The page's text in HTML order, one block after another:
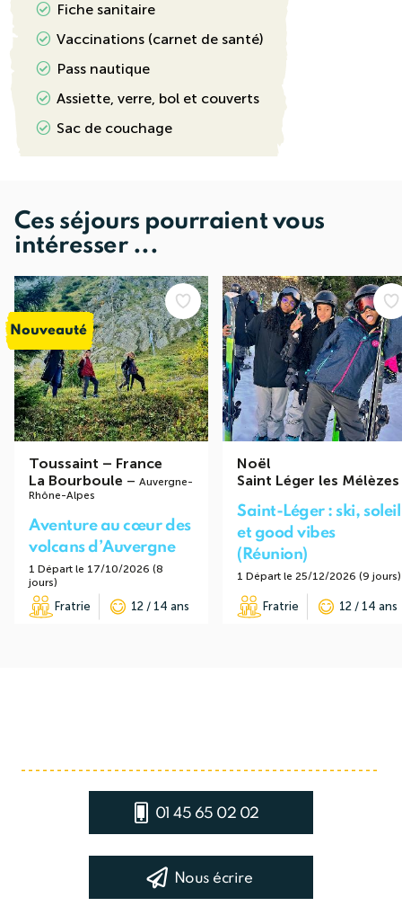
Fiche sanitaire
Vaccinations (carnet de santé)
Pass nautique
Assiette, verre, bol et couverts
Sac de couchage
Ces séjours pourraient vous
intéresser ...
Nouveauté
Toussaint – France
La Bourboule – Auvergne-
Rhône-Alpes
Aventure au cœur des
volcans d’Auvergne
1 Départ le 17/10/2026 (8
jours)
Fratrie 12 / 14 ans
Noël
Saint Léger les Mélèzes
Saint-Léger : ski, soleil
et good vibes
(Réunion)
1 Départ le 25/12/2026 (9 jours)
Fratrie 12 / 14 ans
01 45 65 02 02
Nous écrire